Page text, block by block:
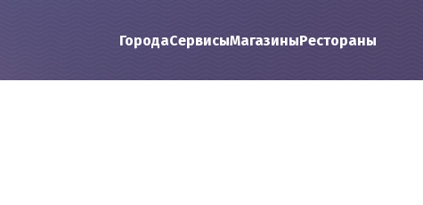
ГородаСервисыМагазиныРестораны